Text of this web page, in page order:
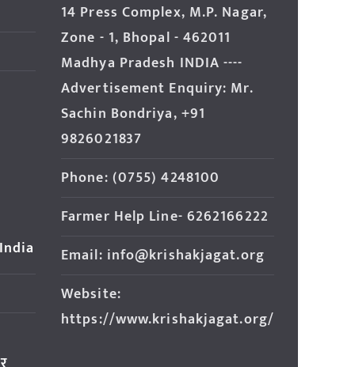
14 Press Complex, M.P. Nagar,
Zone - 1, Bhopal - 462011
Madhya Pradesh INDIA ----
Advertisement Enquiry: Mr.
Sachin Bondriya, +91
9826021837
Phone: (0755) 4248100
Farmer Help Line- 6262166222
Email: info@krishakjagat.org
Website:
https://www.krishakjagat.org/